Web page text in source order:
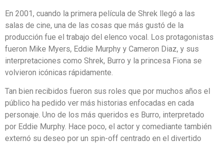
En 2001, cuando la primera película de Shrek llegó a las
salas de cine, una de las cosas que más gustó de la
producción fue el trabajo del elenco vocal. Los protagonistas
fueron Mike Myers, Eddie Murphy y Cameron Diaz, y sus
interpretaciones como Shrek, Burro y la princesa Fiona se
volvieron icónicas rápidamente.
Tan bien recibidos fueron sus roles que por muchos años el
público ha pedido ver más historias enfocadas en cada
personaje. Uno de los más queridos es Burro, interpretado
por Eddie Murphy. Hace poco, el actor y comediante también
externó su deseo por un spin-off centrado en el divertido